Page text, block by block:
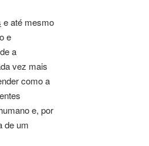
e até mesmo
e
a
vez mais
como a
e, por
de um